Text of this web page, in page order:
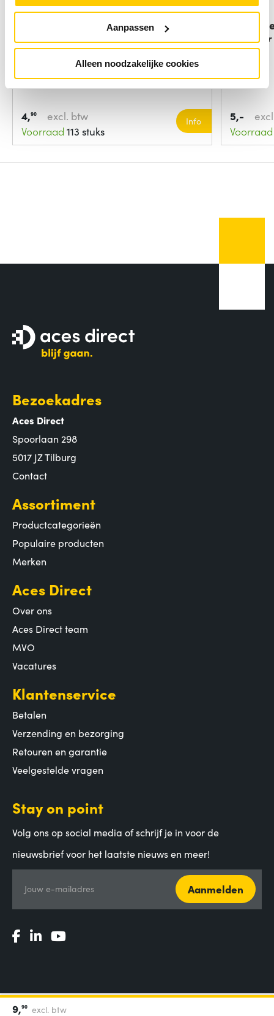
Aanpassen
Alleen noodzakelijke cookies
9,90 excl. btw
Microconnect FIBSCAPCADA
tussenstuk voor
4,90
excl. btw
Voorraad 113 stuks
Info
ACT
adapter
5,-
Voorraad
Bezoekadres
Aces Direct
Spoorlaan 298
5017 JZ Tilburg
Contact
Assortiment
Productcategorieën
Populaire producten
Merken
Aces Direct
Over ons
Aces Direct team
MVO
Vacatures
Klantenservice
Betalen
Verzending en bezorging
Retouren en garantie
Veelgestelde vragen
Stay on point
Volg ons op social media of schrijf je in voor de
nieuwsbrief voor het laatste nieuws en meer!
Jouw e-mailadres Aanmelden
Algemene voorwaarden